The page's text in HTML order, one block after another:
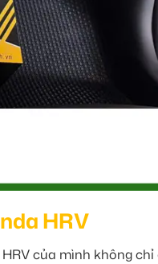
HRV
của mình không chỉ